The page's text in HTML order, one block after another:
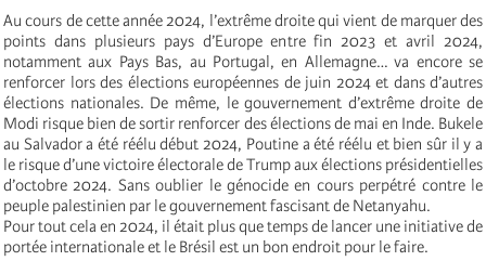
Au cours de cette année 2024, l’extrême droite qui vient de marquer des
points dans plusieurs pays d’Europe entre fin 2023 et avril 2024,
notamment aux Pays Bas, au Portugal, en Allemagne… va encore se
renforcer lors des élections européennes de juin 2024 et dans d’autres
élections nationales. De même, le gouvernement d’extrême droite de
Modi risque bien de sortir renforcer des élections de mai en Inde. Bukele
au Salvador a été réélu début 2024, Poutine a été réélu et bien sûr il y a
le risque d’une victoire électorale de Trump aux élections présidentielles
d’octobre 2024. Sans oublier le génocide en cours perpétré contre le
peuple palestinien par le gouvernement fascisant de Netanyahu.
Pour tout cela en 2024, il était plus que temps de lancer une initiative de
portée internationale et le Brésil est un bon endroit pour le faire.